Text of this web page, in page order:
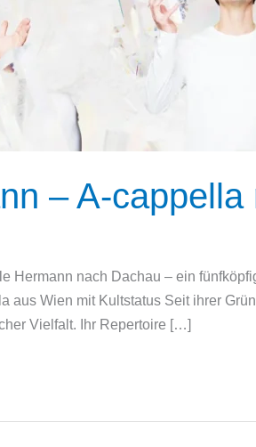
– A-cappella
Hermann nach Dachau – ein
aus Wien mit Kultstatus Seit ihrer
Vielfalt. Ihr Repertoire […]